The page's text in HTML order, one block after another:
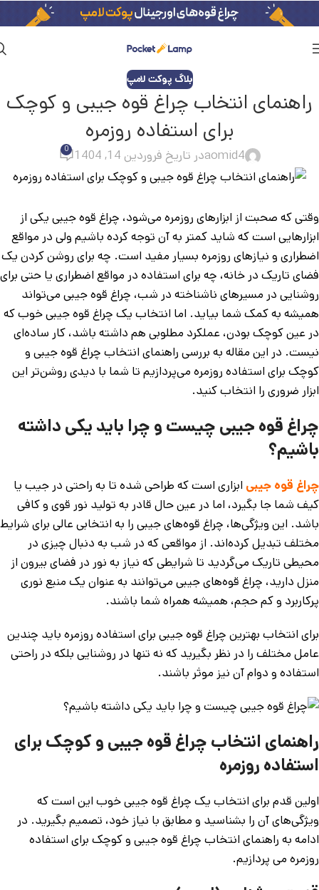
بلاگ پوکت لامپ
راهنمای انتخاب چراغ قوه جیبی و کوچک
برای استفاده روزمره
aomid4در تاریخ فروردین 14, 1404 0
وقتی که صحبت از ابزارهای روزمره می‌شود، چراغ قوه جیبی یکی از
ابزارهایی است که شاید کمتر به آن توجه کرده باشیم ولی در مواقع
اضطراری و نیازهای روزمره بسیار مفید است. چه برای روشن کردن یک
فضای تاریک در خانه، چه برای استفاده در مواقع اضطراری یا حتی برای
روشنایی در مسیرهای ناشناخته در شب، چراغ قوه جیبی می‌تواند
همیشه به کمک شما بیاید. اما انتخاب یک چراغ قوه جیبی خوب که
در عین کوچک بودن، عملکرد مطلوبی هم داشته باشد، کار ساده‌ای
نیست. در این مقاله به بررسی راهنمای انتخاب چراغ قوه جیبی و
کوچک برای استفاده روزمره می‌پردازیم تا شما با دیدی روشن‌تر این
ابزار ضروری را انتخاب کنید.
چراغ قوه جیبی چیست و چرا باید یکی داشته
باشیم؟
چراغ قوه جیبی ابزاری است که طراحی شده تا به راحتی در جیب یا
کیف شما جا بگیرد، اما در عین حال قادر به تولید نور قوی و کافی
باشد. این ویژگی‌ها، چراغ قوه‌های جیبی را به انتخابی عالی برای شرایط
مختلف تبدیل کرده‌اند. از مواقعی که در شب به دنبال چیزی در
محیطی تاریک می‌گردید تا شرایطی که نیاز به نور در فضای بیرون از
منزل دارید، چراغ قوه‌های جیبی می‌توانند به عنوان یک منبع نوری
پرکاربرد و کم حجم، همیشه همراه شما باشند.
برای انتخاب بهترین چراغ قوه جیبی برای استفاده روزمره باید چندین
عامل مختلف را در نظر بگیرید که نه تنها در روشنایی بلکه در راحتی
استفاده و دوام آن نیز موثر باشند.
راهنمای انتخاب چراغ قوه جیبی و کوچک برای
استفاده روزمره
اولین قدم برای انتخاب یک چراغ قوه جیبی خوب این است که
ویژگی‌های آن را بشناسید و مطابق با نیاز خود، تصمیم بگیرید. در
ادامه به راهنمای انتخاب چراغ قوه جیبی و کوچک برای استفاده
روزمره می پردازیم.